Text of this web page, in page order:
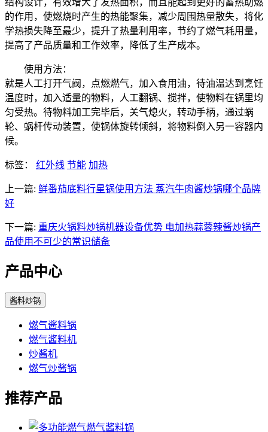
的作用，使燃烧时产生的热能聚集，减少周围热量散失，将化
学热损失降至最少，提升了热量利用率，节约了燃气耗用量，
提高了产品质量和工作效率，降低了生产成本。
使用方法：
就是人工打开气阀，点燃燃气，加入食用油，待油温达到烹饪
温度时，加入适量的物料，人工翻锅、搅拌，使物料在锅里均
匀受热。待物料加工完毕后，关气熄火，转动手柄，通过蜗
轮、蜗杆传动装置，使锅体旋转倾斜，将物料倒入另一容器内
候。
标签： 红外线 节能 加热
上一篇: 鲜番茄底料行星锅使用方法 蒸汽牛肉酱炒锅哪个品牌
好
下一篇: 重庆火锅料炒锅机器设备优势 电加热蒜蓉辣酱炒锅产
品使用不可少的常识储备
产品中心
酱料炒锅
燃气酱料锅
燃气酱料机
炒酱机
燃气炒酱锅
推荐产品